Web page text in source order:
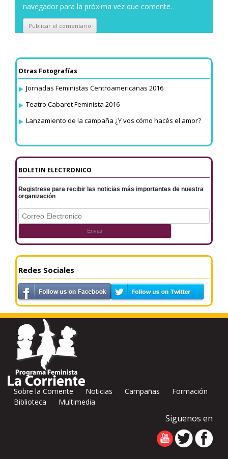
navegador para la próxima vez que comente.
Otras Fotografías
Jornadas Feministas Centroamericanas 2016
Teatro Cabaret Feminista 2016
Lanzamiento de la campaña ¿Y vos cómo hacés el amor?
BOLETIN ELECTRONICO
Registrese para recibir las noticias más importantes de nuestra
organización
Redes Sociales
Sobre la Corriente Noticias Campañas
Formación
Biblioteca
Multimedia
Siguenos en